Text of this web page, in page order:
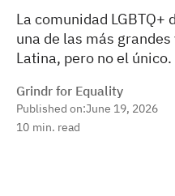
La comunidad LGBTQ+
una de las más
Latina, pero no el único.
Grindr for Equality
Published on:June 19, 2026
10 min. read